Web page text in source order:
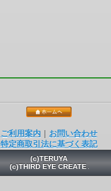
ご利用案内
お問い合わせ
特定商取引法に基づく表記
(c)TERUYA
(c)THIRD EYE CREATE